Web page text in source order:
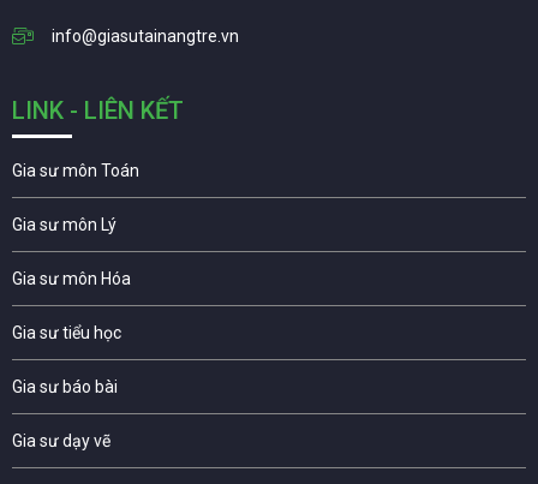
info@giasutainangtre.vn
LINK - LIÊN KẾT
Gia sư môn Toán
Gia sư môn Lý
Gia sư môn Hóa
Gia sư tiểu học
Gia sư báo bài
Gia sư dạy vẽ